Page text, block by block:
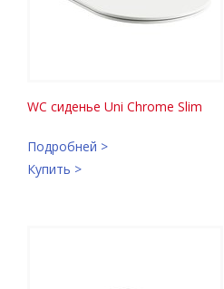
WC сиденье Uni Chrome Slim
Подробней >
Купить >